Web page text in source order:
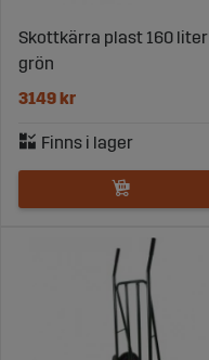
Skottkärra plast 160 liter
grön
3149 kr